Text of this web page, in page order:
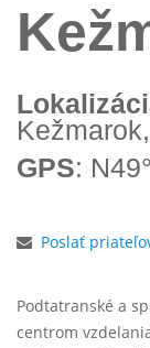
GPS:
Poslať
Podtatranské a
centrom